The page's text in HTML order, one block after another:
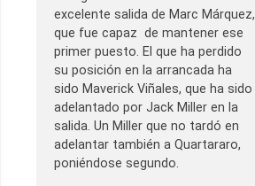
excelente salida de Marc Márquez,
que fue capaz de mantener ese
primer puesto. El que ha perdido
su posición en la arrancada ha
sido Maverick Viñales, que ha sido
adelantado por Jack Miller en la
salida. Un Miller que no tardó en
adelantar también a Quartararo,
poniéndose segundo.